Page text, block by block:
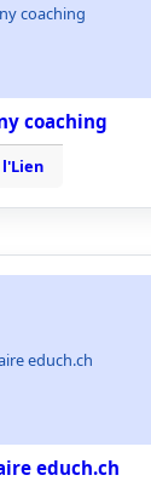
coaching
coaching
educh.ch
educh.ch